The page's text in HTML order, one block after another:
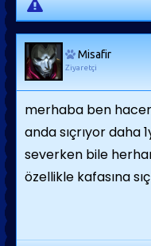
Misafir
Ziyaretçi
merhaba ben
anda sıçrıyor daha
severken bile
özellikle kafasına